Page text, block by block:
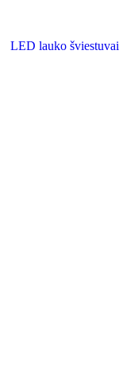
LED lauko šviestuvai